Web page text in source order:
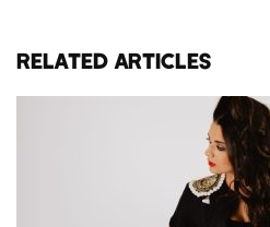
RELATED ARTICLES